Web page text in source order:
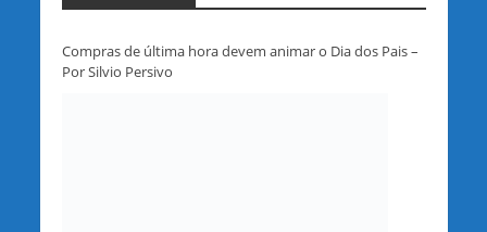
Compras de última hora devem animar o Dia dos Pais –
Por Silvio Persivo